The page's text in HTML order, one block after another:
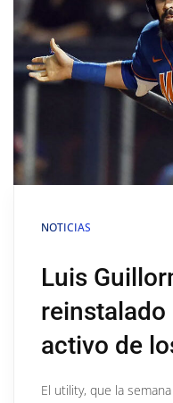
NOTICIAS
Luis
activo de
El utility, que la